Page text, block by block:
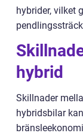
hybrider, vilket
hybrid
Skillnader
hybridsbilar